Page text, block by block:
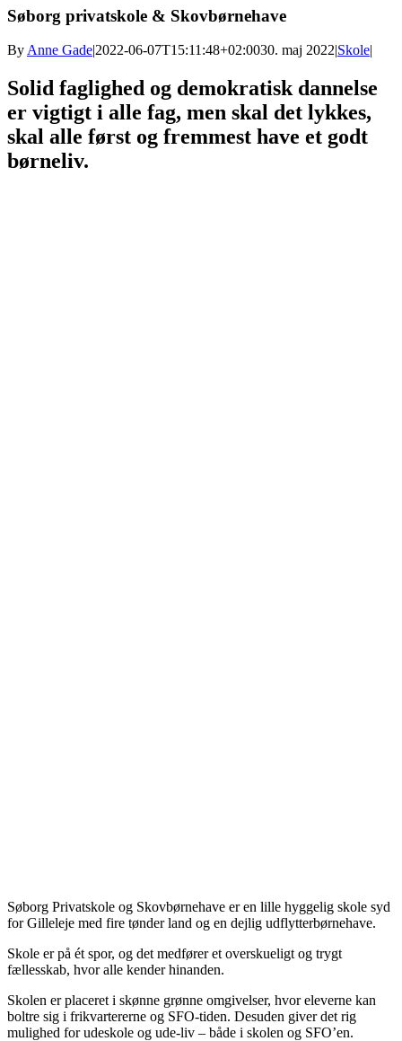
Søborg privatskole & Skovbørnehave
ByAnne Gade|2022-06-07T15:11:48+02:0030. maj 2022|Skole|
Solid faglighed og demokratisk dannelse
er vigtigt i alle fag, men skal det lykkes,
skal alle først og fremmest have et godt
børneliv.
Søborg Privatskole og Skovbørnehave er en lille hyggelig skole syd
for Gilleleje med fire tønder land og en dejlig udflytterbørnehave.
Skole er på ét spor, og det medfører et overskueligt og trygt
fællesskab, hvor alle kender hinanden.
Skolen er placeret i skønne grønne omgivelser, hvor eleverne kan
boltre sig i frikvartererne og SFO-tiden. Desuden giver det rig
mulighed for udeskole og ude-liv – både i skolen og SFO’en.